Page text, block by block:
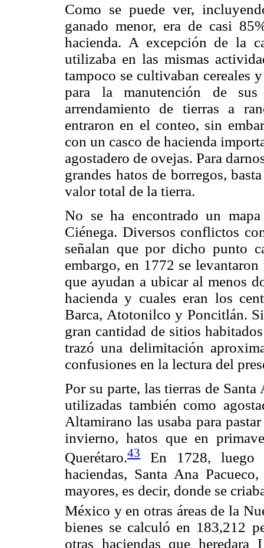
Como se puede ver,
ganado menor, era de casi
hacienda. A excepción de la
utilizaba en las mismas
tampoco se cultivaban cereales
para la manutención de
arrendamiento de tierras a
entraron en el conteo, sin
con un casco de hacienda
agostadero de ovejas. Para
grandes hatos de borregos,
valor total de la tierra.
No se ha encontrado un
Ciénega. Diversos conflictos
señalan que por dicho punto
embargo, en 1772 se
que ayudan a ubicar al menos
hacienda y cuales eran los
Barca, Atotonilco y Poncitlán.
gran cantidad de sitios
trazó una delimitación
confusiones en la lectura del
Por su parte, las tierras de
utilizadas también como
Altamirano las usaba para
invierno, hatos que en
Querétaro.43
En 1728, luego
haciendas, Santa Ana
mayores, es decir, donde se
México y en otras áreas de la
bienes se calculó en 183,212
otras haciendas que